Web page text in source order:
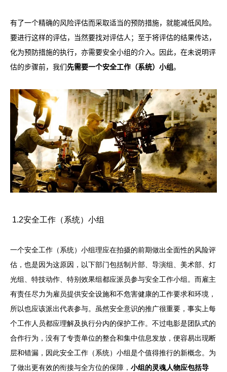
有了一个精确的风险评估而采取适当的预防措施， 就能减低风险。
要进行这样的评估， 当然要找对评估人；至于将评估的结果传达，
化为预防措施的执行， 亦需要安全小组的介入。因此， 在未说明评
估的步骤前， 我们先需要一个安全工作（系统）小组。
1.2安全工作（系统）小组
一个安全工作（系统）小组理应在拍摄的前期做出全面性的风险评
估，也是因为这原因，以下部门包括制片部、导演组、美术部、灯
光组、特技动作、特别效果组都应派员参与安全工作小组。而雇主
有责任尽力为雇员提供安全设施和不危害健康的工作要求和环境，
所以也应该派出代表参与。虽然安全意识的推广很重要，事实上每
个工作人员都应理解及执行分内的保护工作。不过电影是团队式的
合作行为，没有了专责单位的整合和集中信息发放，便容易出现断
层和错漏，因此安全工作（系统）小组是个值得推行的新概念。为
了做出更有效的衔接与全方位的保障， 小组的灵魂人物应包括导